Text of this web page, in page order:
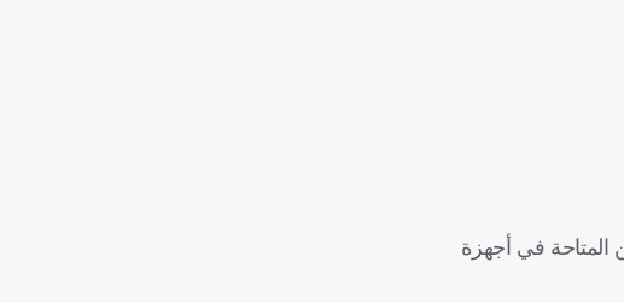
المتاحة في أجهزة